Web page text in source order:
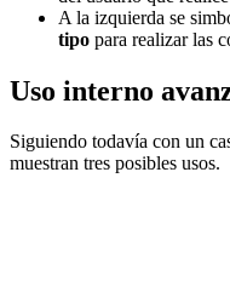
A la izquierda se
tipo para realizar las
Uso interno
Siguiendo todavía con un
muestran tres posibles usos.